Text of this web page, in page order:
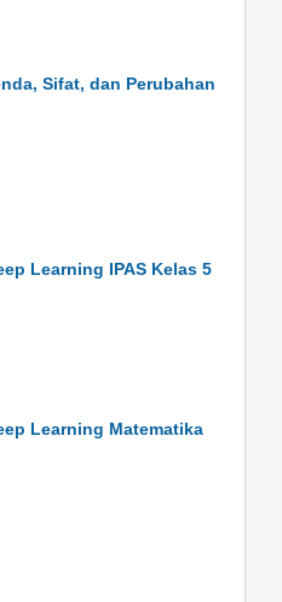
Sifat, dan Perubahan
Learning IPAS Kelas 5
Learning Matematika